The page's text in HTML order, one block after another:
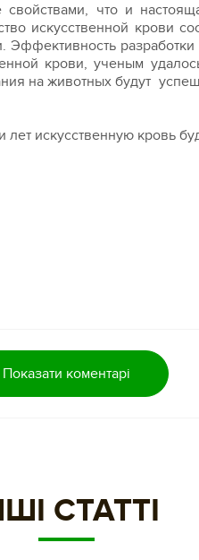
что и
искусственной крови
Эффективность
крови, ученым
на животных будут
искусственную кровь
Показати коментарі
СТАТТІ